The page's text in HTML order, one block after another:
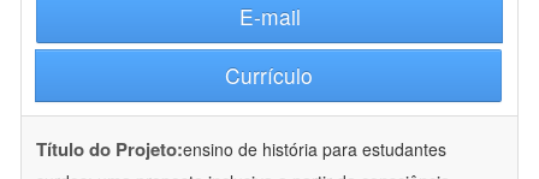
E-mail
Currículo
Título do Projeto:ensino de história para estudantes